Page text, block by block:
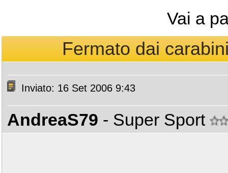
Vai a
Fermato dai
Inviato: 16 Set 2006 9:43
AndreaS79 - Super Sport